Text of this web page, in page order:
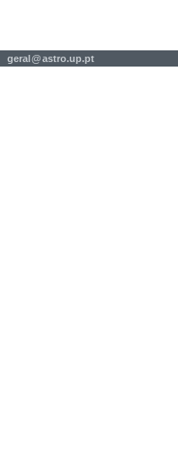
geral@astro.up.pt